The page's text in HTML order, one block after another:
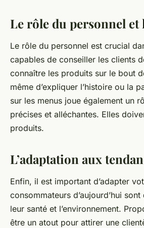
Le rôle du personnel
Le rôle du personnel est crucial
capables de conseiller les clients
connaître les produits sur le bout
même d’expliquer l’histoire ou la
sur les menus joue également un
précises et alléchantes. Elles
produits.
L’adaptation aux
Enfin, il est important d’adapter
consommateurs d’aujourd’hui
leur santé et l’environnement.
être un atout pour attirer une